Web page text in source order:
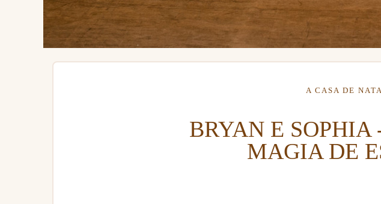
A CASA DE
BRYAN E
MAGIA DE